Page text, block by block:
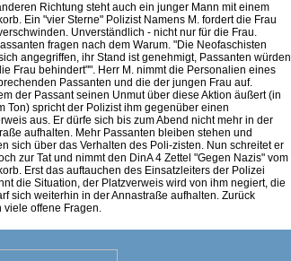
Richtung steht auch ein junger Mann mit einem
Ein "vier Sterne" Polizist Namens M. fordert die Frau
Unverständlich - nicht nur für die Frau.
fragen nach dem Warum. "Die Neofaschisten
angegriffen, ihr Stand ist genehmigt, Passanten würden
Frau behindert"". Herr M. nimmt die Personalien eines
Passanten und die der jungen Frau auf.
der Passant seinen Unmut über diese Aktion äußert (in
Ton) spricht der Polizist ihm gegenüber einen
aus. Er dürfe sich bis zum Abend nicht mehr in der
aufhalten. Mehr Passanten bleiben stehen und
sich über das Verhalten des Poli-zisten. Nun schreitet er
zur Tat und nimmt den DinA 4 Zettel "Gegen Nazis" vom
Erst das auftauchen des Einsatzleiters der Polizei
die Situation, der Platzverweis wird von ihm negiert, die
sich weiterhin in der Annastraße aufhalten. Zurück
viele offene Fragen.